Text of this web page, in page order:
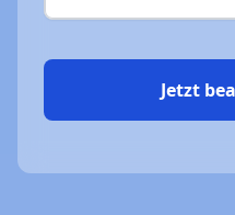
Jetzt